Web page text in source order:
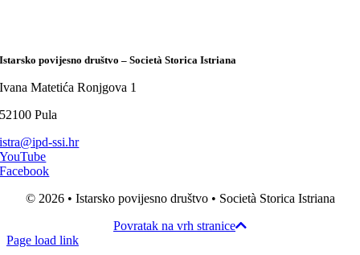
Istarsko povijesno društvo – Società Storica Istriana
Ivana Matetića Ronjgova 1
52100 Pula
istra@ipd-ssi.hr
YouTube
Facebook
© 2026 • Istarsko povijesno društvo • Società Storica Istriana
Povratak na vrh stranice
Page load link